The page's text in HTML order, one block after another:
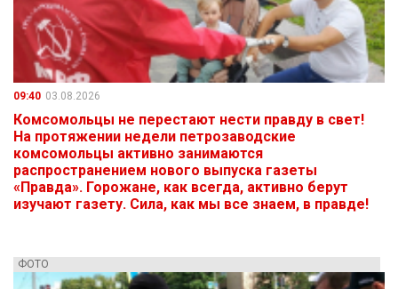
09:40 03.08.2026
Комсомольцы не перестают нести правду в свет!
На протяжении недели петрозаводские
комсомольцы активно занимаются
распространением нового выпуска газеты
«Правда». Горожане, как всегда, активно берут
изучают газету. Сила, как мы все знаем, в правде!
ФОТО